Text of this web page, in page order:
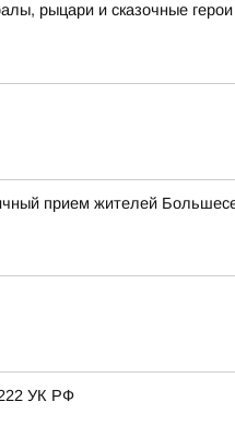
рыцари и сказочные
прием жителей
УК РФ